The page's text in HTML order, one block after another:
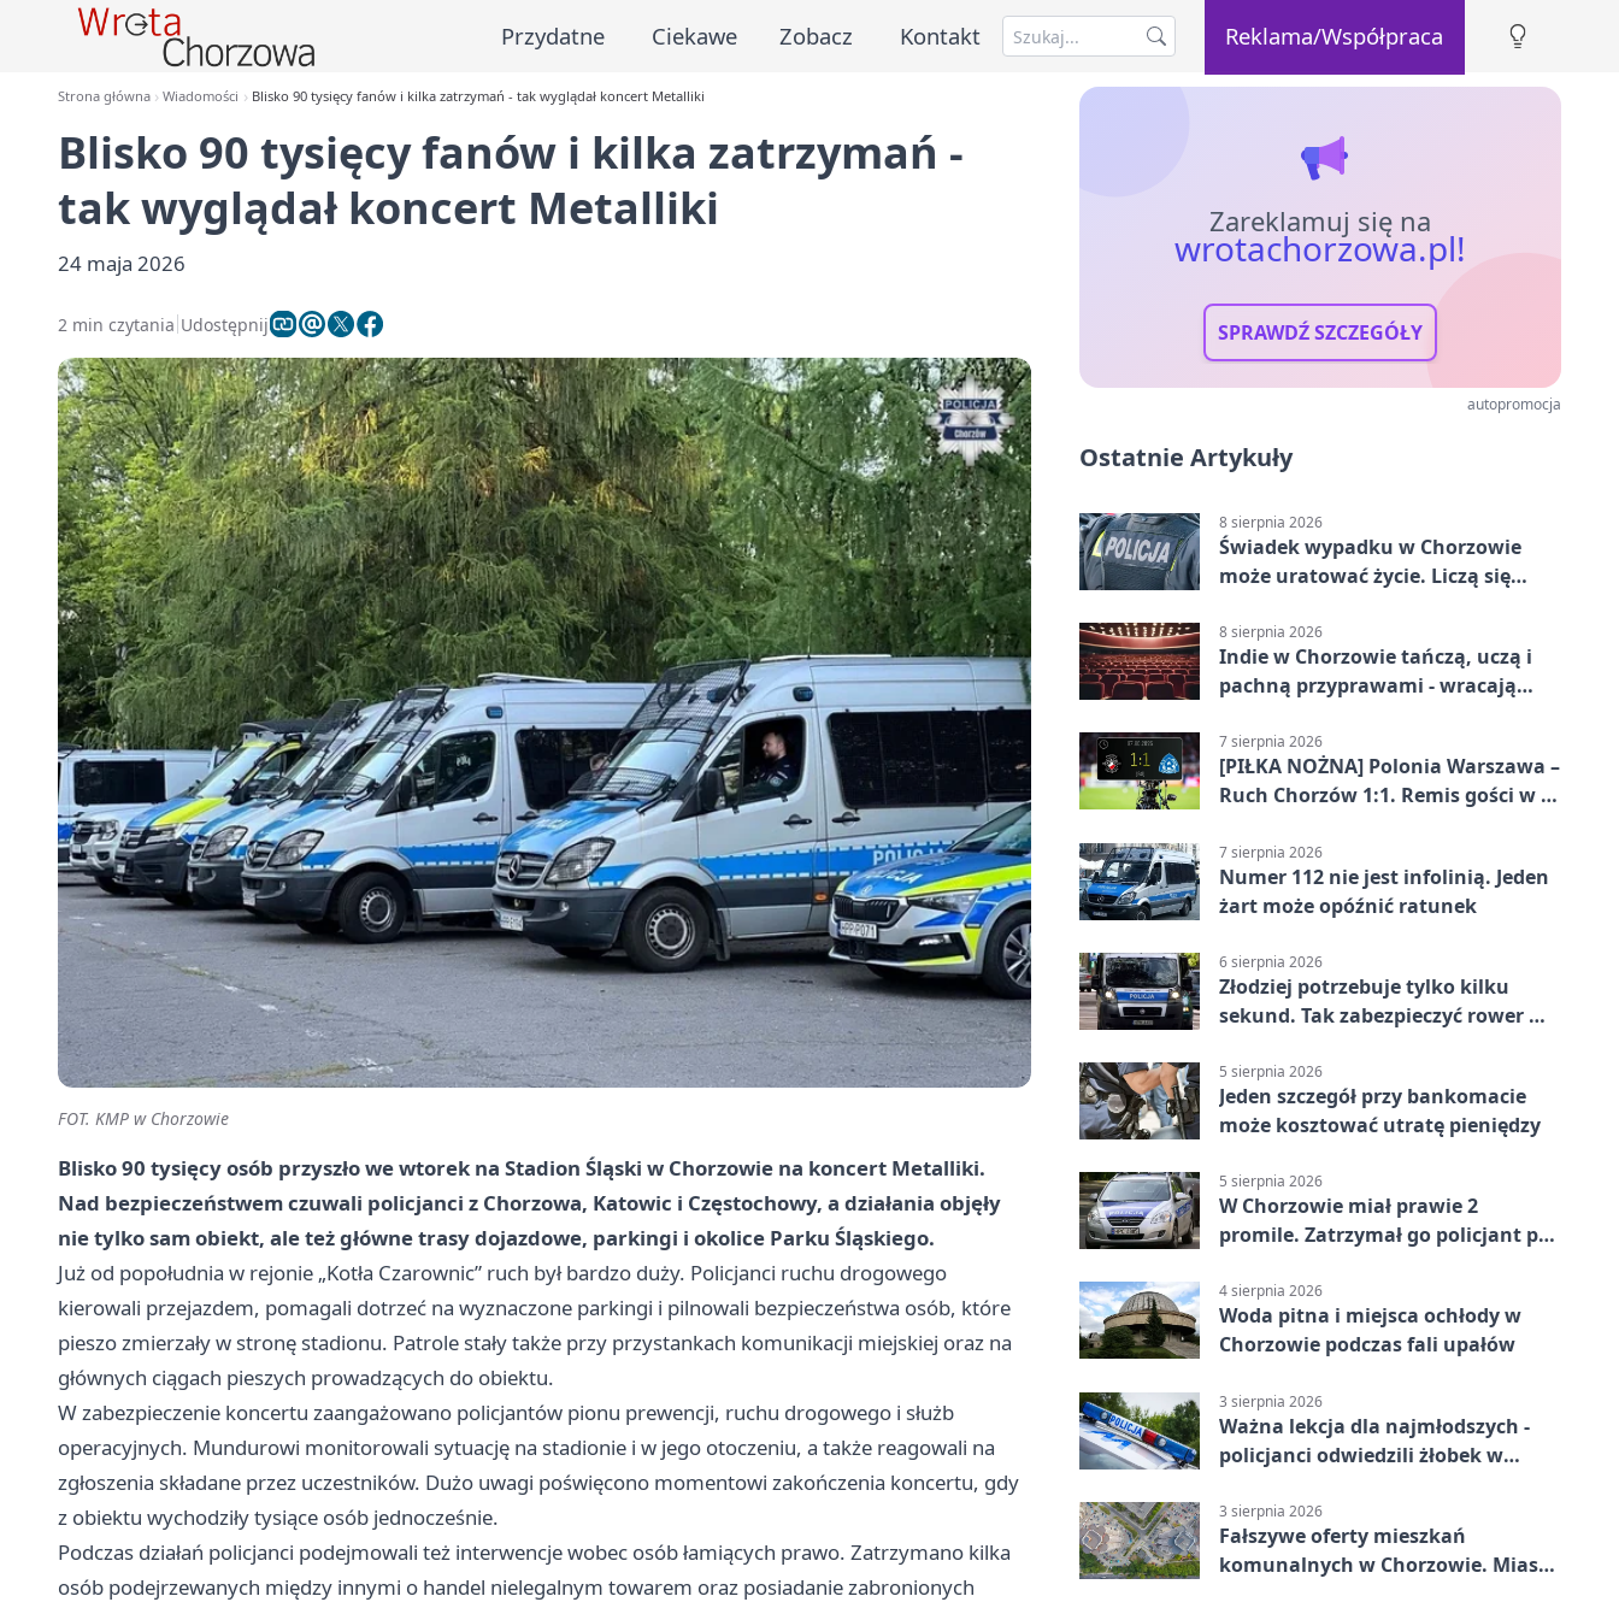
Przydatne Ciekawe Zobacz Kontakt Reklama/Współpraca
Strona główna Wiadomości Blisko 90 tysięcy fanów i kilka zatrzymań - tak wyglądał koncert Metalliki
Blisko 90 tysięcy fanów i kilka zatrzymań -
tak wyglądał koncert Metalliki
24 maja 2026
2 min czytania Udostępnij
FOT. KMP w Chorzowie
Blisko 90 tysięcy osób przyszło we wtorek na Stadion Śląski w Chorzowie na koncert Metalliki.
Nad bezpieczeństwem czuwali policjanci z Chorzowa, Katowic i Częstochowy, a działania objęły
nie tylko sam obiekt, ale też główne trasy dojazdowe, parkingi i okolice Parku Śląskiego.
Już od popołudnia w rejonie „Kotła Czarownic” ruch był bardzo duży. Policjanci ruchu drogowego
kierowali przejazdem, pomagali dotrzeć na wyznaczone parkingi i pilnowali bezpieczeństwa osób, które
pieszo zmierzały w stronę stadionu. Patrole stały także przy przystankach komunikacji miejskiej oraz na
głównych ciągach pieszych prowadzących do obiektu.
W zabezpieczenie koncertu zaangażowano policjantów pionu prewencji, ruchu drogowego i służb
operacyjnych. Mundurowi monitorowali sytuację na stadionie i w jego otoczeniu, a także reagowali na
zgłoszenia składane przez uczestników. Dużo uwagi poświęcono momentowi zakończenia koncertu, gdy
z obiektu wychodziły tysiące osób jednocześnie.
Podczas działań policjanci podejmowali też interwencje wobec osób łamiących prawo. Zatrzymano kilka
osób podejrzewanych między innymi o handel nielegalnym towarem oraz posiadanie zabronionych
Zareklamuj się na
wrotachorzowa.pl!
SPRAWDŹ SZCZEGÓŁY
autopromocja
Ostatnie Artykuły
8 sierpnia 2026
Świadek wypadku w Chorzowie
może uratować życie. Liczą się
8 sierpnia 2026
Indie w Chorzowie tańczą, uczą i
pachną przyprawami - wracają
7 sierpnia 2026
[PIŁKA NOŻNA] Polonia Warszawa –
Ruch Chorzów 1:1. Remis gości w 3.
7 sierpnia 2026
Numer 112 nie jest infolinią. Jeden
żart może opóźnić ratunek
6 sierpnia 2026
Złodziej potrzebuje tylko kilku
sekund. Tak zabezpieczyć rower w
5 sierpnia 2026
Jeden szczegół przy bankomacie
może kosztować utratę pieniędzy
5 sierpnia 2026
W Chorzowie miał prawie 2
promile. Zatrzymał go policjant po
4 sierpnia 2026
Woda pitna i miejsca ochłody w
Chorzowie podczas fali upałów
3 sierpnia 2026
Ważna lekcja dla najmłodszych -
policjanci odwiedzili żłobek w
3 sierpnia 2026
Fałszywe oferty mieszkań
komunalnych w Chorzowie. Miasto